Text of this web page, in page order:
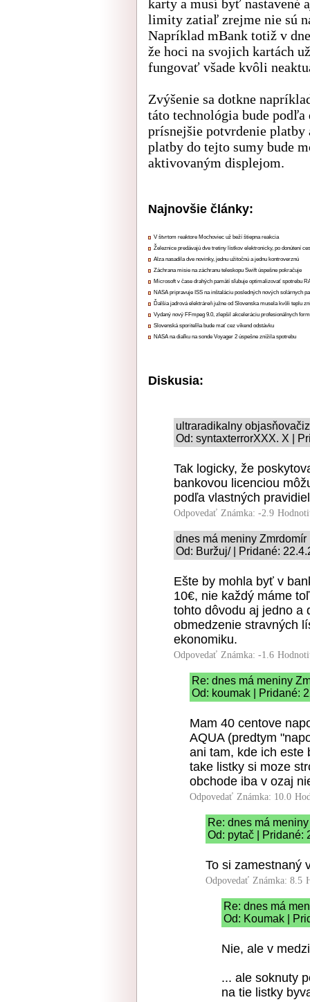
karty a musí byť nastavené
limity zatiaľ zrejme nie sú
Napríklad mBank totiž v
že hoci na svojich kartách
fungovať všade kvôli
Zvýšenie sa dotkne
táto technológia bude
prísnejšie potvrdenie platby
platby do tejto sumy bude
aktivovaným displejom.
Najnovšie články:
V štvrtom reaktore Mochoviec už beží štiepna reakcia
Železnice predávajú dve tretiny lístkov elektronicky, po donútení
Alza nasadila dve novinky, jednu užitočnú a jednu kontroverznú
Záchrana misie na záchranu teleskopu Swift úspešne pokračuje
Microsoft v čase drahých pamätí sľubuje optimalizovať spotrebu
NASA pripravuje ISS na inštaláciu posledných nových solárnych
Ďalšia jadrová elektráreň južne od Slovenska musela kvôli teplu
Vydaný nový FFmpeg 9.0, zlepšil akceleráciu profesionálnych
Slovenská sporiteľňa bude mať cez víkend odstávku
NASA na diaľku na sonde Voyager 2 úspešne znížila spotrebu
Diskusia:
ultraradikalny
Od: syntaxterrorXXX. X |
Tak logicky, že
bankovou licenciou
podľa vlastných
Odpovedať Známka: -2.9
dnes má meniny Zmrdomír
Od: Buržuj/ | Pridané:
Ešte by mohla byť v
10€, nie každý máme
tohto dôvodu aj jedno a
obmedzenie stravných
ekonomiku.
Odpovedať Známka: -1.6
Re: dnes má meniny
Od: koumak | Pridané:
Mam 40 centove
AQUA (predtym
ani tam, kde ich este
take listky si moze
obchode iba v ozaj
Odpovedať Známka: 10.0
Re: dnes má
Od: pytač | Pridané:
To si zamestnaný
Odpovedať Známka: 8.5
Re: dnes má
Od: Koumak |
Nie, ale v
... ale soknuty
na tie listky